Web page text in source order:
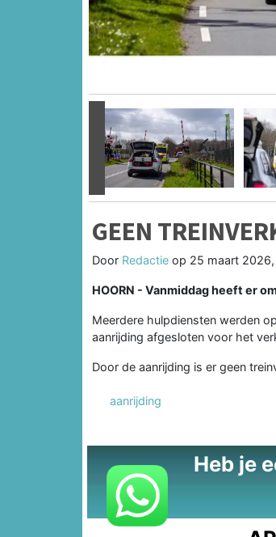
Vorige
GEEN
Door Redactie op 25 maart 2026,
HOORN - Vanmiddag heeft er
Meerdere hulpdiensten werden
aanrijding afgesloten voor het
Door de aanrijding is er geen
aanrijding
Heb je